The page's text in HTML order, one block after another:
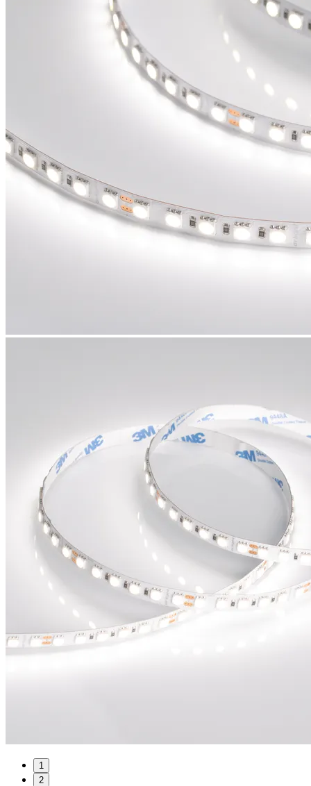
1
2